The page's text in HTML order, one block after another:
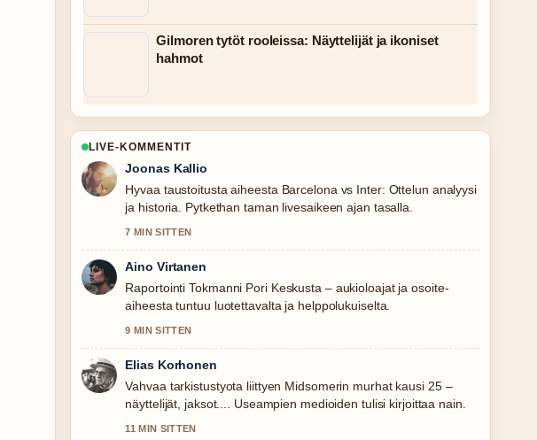
Gilmoren tytöt rooleissa: Näyttelijät ja ikoniset
hahmot
LIVE-KOMMENTIT
Joonas Kallio
Hyvaa taustoitusta aiheesta Barcelona vs Inter: Ottelun analyysi
ja historia. Pytkethan taman livesaikeen ajan tasalla.
7 MIN SITTEN
Aino Virtanen
Raportointi Tokmanni Pori Keskusta – aukioloajat ja osoite-
aiheesta tuntuu luotettavalta ja helppolukuiselta.
9 MIN SITTEN
Elias Korhonen
Vahvaa tarkistustyota liittyen Midsomerin murhat kausi 25 –
näyttelijät, jaksot.... Useampien medioiden tulisi kirjoittaa nain.
11 MIN SITTEN